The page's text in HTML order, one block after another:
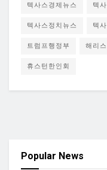
텍사스경제뉴스 텍
텍사스정치뉴스 텍
트럼프행정부 해리
휴스턴한인회
Popular News